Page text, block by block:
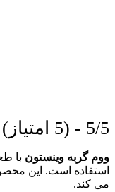
5/5 - (5 امتیاز)
ووم گربه وینستون با
استفاده است. این
می کند.